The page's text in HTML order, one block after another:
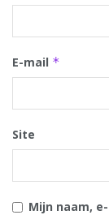
E-mail *
Site
Mijn naam,